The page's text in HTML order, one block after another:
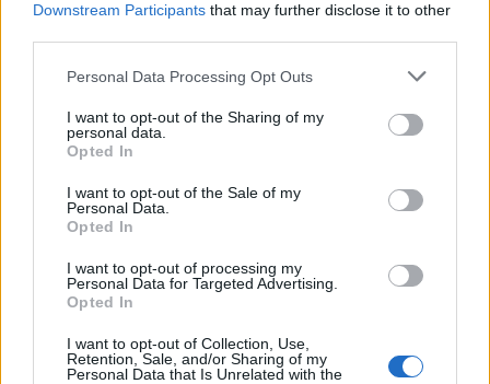
Downstream Participants that may further disclose it to other
Please note that this website/app uses one or more Google
not limited to your visit or usage behaviour. You may click to
grant or deny consent to Google and its third-party tags to
use your data for below specified purposes in below Google
consent section.
Personal Data Processing Opt Outs
I want to opt-out of the Sharing of my
personal data.
Opted In
I want to opt-out of the Sale of my
Personal Data.
Opted In
I want to opt-out of processing my
Personal Data for Targeted Advertising.
Opted In
I want to opt-out of Collection, Use,
Retention, Sale, and/or Sharing of my
Personal Data that Is Unrelated with the
Jelentős előny Kunhalminál!
Lmagazin•2017. február 01.
Az elmúlt napokban megjelent közvélemény
kutatások mind azt mutatják, hogy az MSZP
egyértelműen az ellenzék vezető ereje lett. A
legrfissebb fővárosi kutatás további adatokat is